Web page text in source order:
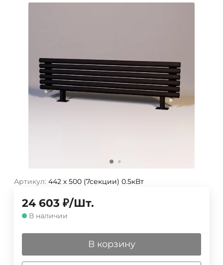
Артикул: 442 х 500 (7секции) 0.5кВт
24 603 ₽/Шт.
В наличии
В корзину